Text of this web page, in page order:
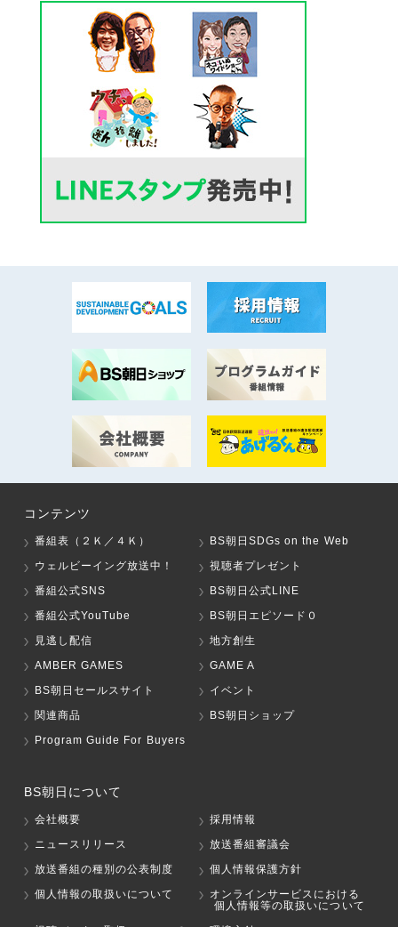
コンテンツ
番組表（２Ｋ／４Ｋ）
BS朝日SDGs on the Web
ウェルビーイング放送中！
視聴者プレゼント
番組公式SNS
BS朝日公式LINE
番組公式YouTube
BS朝日エピソード０
見逃し配信
地方創生
AMBER GAMES
GAME A
BS朝日セールスサイト
イベント
関連商品
BS朝日ショップ
Program Guide For Buyers
BS朝日について
会社概要
採用情報
ニュースリリース
放送番組審議会
放送番組の種別の公表制度
個人情報保護方針
個人情報の取扱いについて
オンラインサービスにおける
個人情報等の取扱いについて